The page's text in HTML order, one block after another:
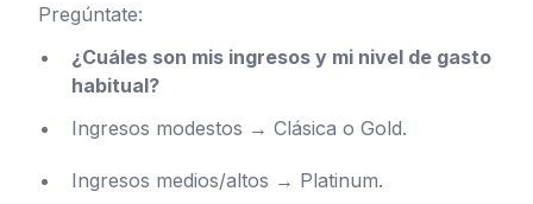
Pregúntate:
¿Cuáles son mis ingresos y mi nivel de gasto
habitual?
Ingresos modestos → Clásica o Gold.
Ingresos medios/altos → Platinum.